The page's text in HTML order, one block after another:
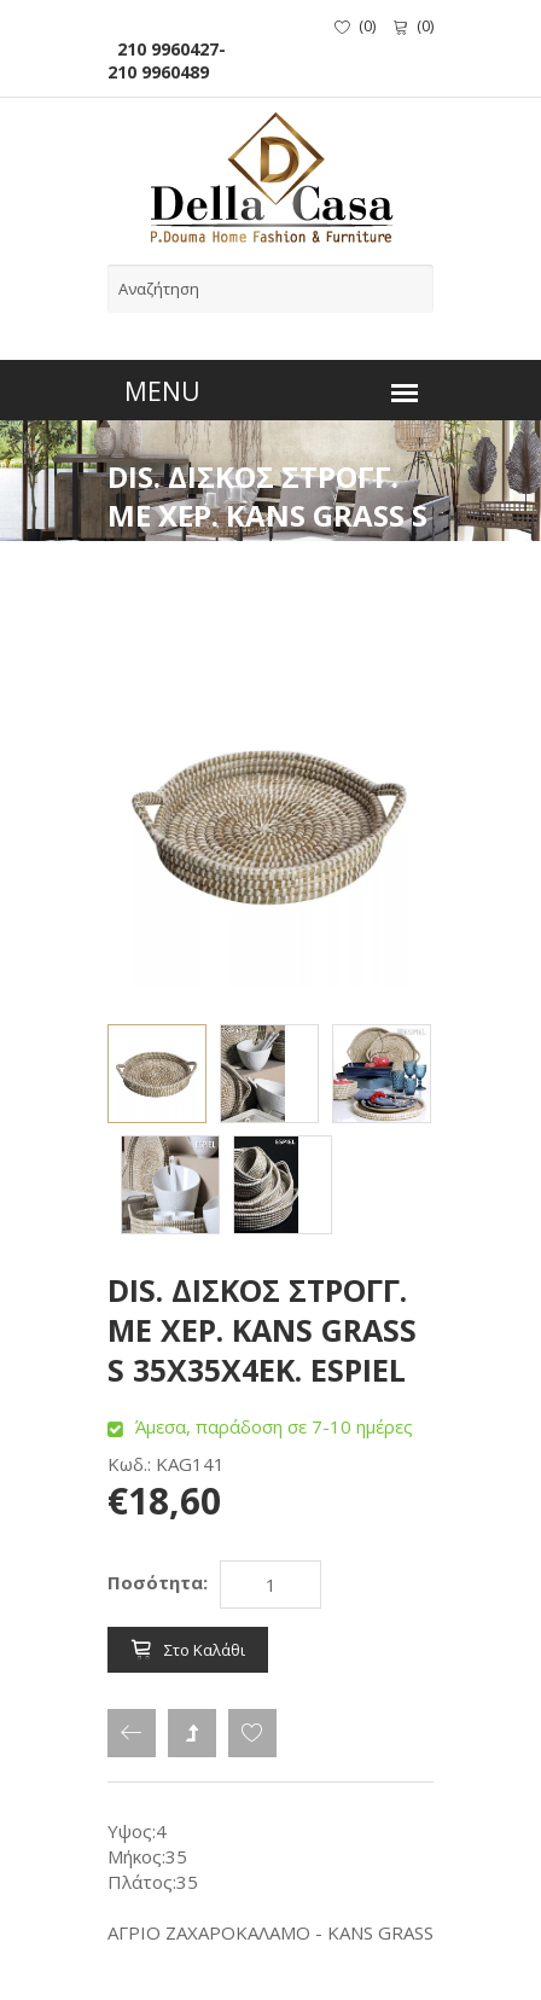
210 9960427-
210 9960489
(0) (0)
DIS. ΔΙΣΚΟΣ ΣΤΡΟΓΓ.
ΜΕ ΧΕΡ. KANS GRASS S
35Χ35Χ4ΕΚ.
DIS. ΔΙΣΚΟΣ ΣΤΡΟΓΓ.
ΜΕ ΧΕΡ. KANS GRASS
S 35Χ35Χ4ΕΚ. ESPIEL
Άμεσα, παράδοση σε 7-10 ημέρες
Κωδ.: KAG141
€18,60
Ποσότητα:
Στο Καλάθι
Υψος:4
Μήκος:35
Πλάτος:35
ΑΓΡΙΟ ΖΑΧΑΡΟΚΑΛΑΜΟ - KANS GRASS